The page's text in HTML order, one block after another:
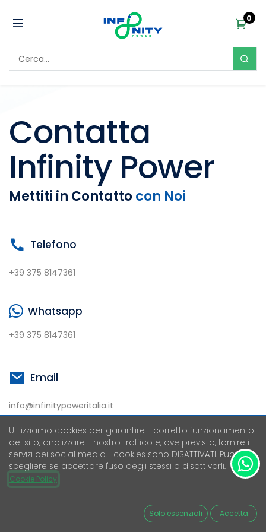
0
Contatta
Infinity Power
Mettiti in Contattocon Noi
Telefono
+39 375 8147361
Whatsapp
+39 375 8147361
Email
info@infinitypoweritalia.it
Nome *
Utilizziamo cookies per garantire il corretto funzionamento
del sito, analizzare il nostro traffico e, ove previsto, fornire i
servizi dei social media. I cookies sono DISATTIVATI. Puoi
scegliere se accettare l'uso degli stessi o disattivarli.
Cookie Policy
Solo essenziali Accetta